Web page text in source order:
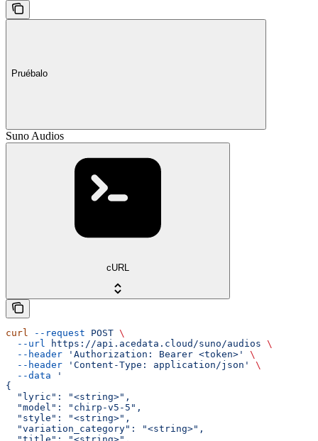
Pruébalo
Suno Audios
cURL
curl --request POST \
  --url
https://api.acedata.cloud/suno/audios \
  --header
'Authorization: Bearer <token>'
\
  --header
'Content-Type: application/json'
\
  --data
'
{
  "lyric": "<string>",
  "model": "chirp-v5-5",
  "style": "<string>",
  "variation_category": "<string>",